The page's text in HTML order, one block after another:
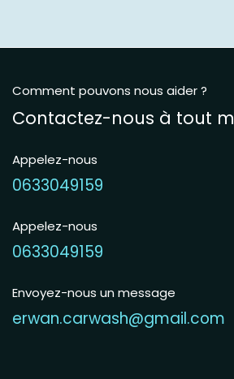
Comment pouvons nous aider ?
Contactez-nous à tout
Appelez-nous
0633049159
Appelez-nous
0633049159
Envoyez-nous un message
erwan.carwash@gmail.com